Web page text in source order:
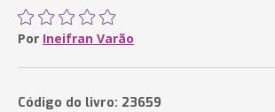
Por Ineifran Varão
Código do livro: 23659